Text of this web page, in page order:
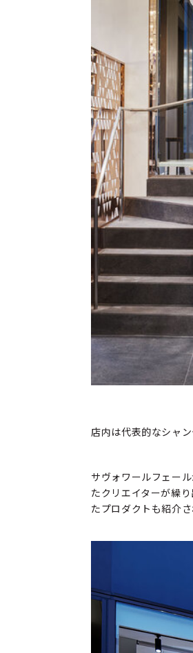
店内は代表的なシャ
サヴォワールフェー
たクリエイターが繰
たプロダクトも紹介さ